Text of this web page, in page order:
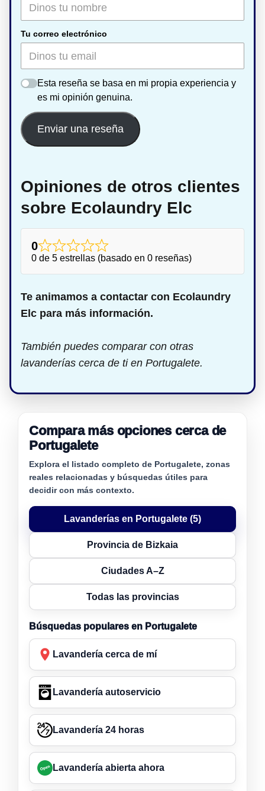
Tu correo electrónico
Esta reseña se basa en mi propia experiencia y
es mi opinión genuina.
Enviar una reseña
Opiniones de otros clientes
sobre Ecolaundry Elc
0
0 de 5 estrellas (basado en 0 reseñas)
Te animamos a contactar con Ecolaundry
Elc para más información.
También puedes comparar con otras
lavanderías cerca de ti en Portugalete.
Compara más opciones cerca de
Portugalete
Explora el listado completo de Portugalete, zonas
reales relacionadas y búsquedas útiles para
decidir con más contexto.
Lavanderías en Portugalete (5)
Provincia de Bizkaia
Ciudades A–Z
Todas las provincias
Búsquedas populares en Portugalete
Lavandería cerca de mí
Lavandería autoservicio
Lavandería 24 horas
Lavandería abierta ahora